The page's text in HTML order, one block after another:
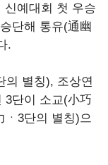
신예대회 첫 우승
단해 통유(通幽
.
의 별칭), 조상연
3단이 소교(小巧
ㆍ3단의 별칭)으